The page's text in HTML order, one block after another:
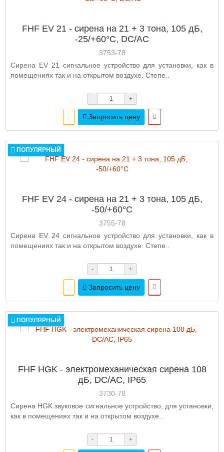
FHF EV 21 - сирена на 21 + 3 тона, 105 дБ,
-25/+60°C, DC/AC
3753-78
Сирена EV 21 сигнальное устройство для установки, как в
помещениях так и на открытом воздухе. Степе..
- +
Запросить цену
ПОПУЛЯРНЫЙ
FHF EV 24 - сирена на 21 + 3 тона, 105 дБ,
-50/+60°C
3755-78
Сирена EV 24 сигнальное устройство для установки, как в
помещениях так и на открытом воздухе. Степе..
- +
Запросить цену
ПОПУЛЯРНЫЙ
FHF HGK - электромеханическая сирена 108
дБ, DC/AC, IP65
3730-78
Сирена HGK звуковое сигнальное устройство, для установки,
как в помещениях так и на открытом воздухе..
- +